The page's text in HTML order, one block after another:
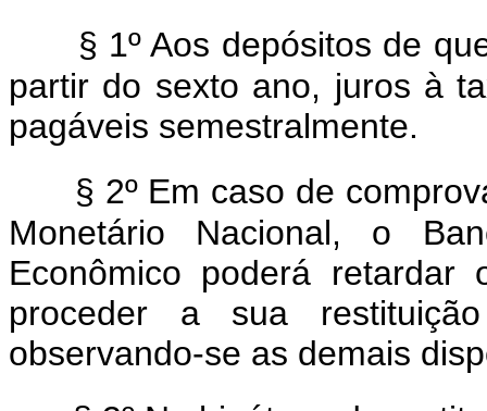
§ 1º Aos depósitos de
partir do sexto ano, juros à
pagáveis semestralmente.
§ 2º Em caso de
Monetário Nacional, o
Econômico poderá retardar
proceder a sua
observando-se as demais